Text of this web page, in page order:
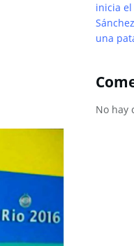
inicia el
una
No hay